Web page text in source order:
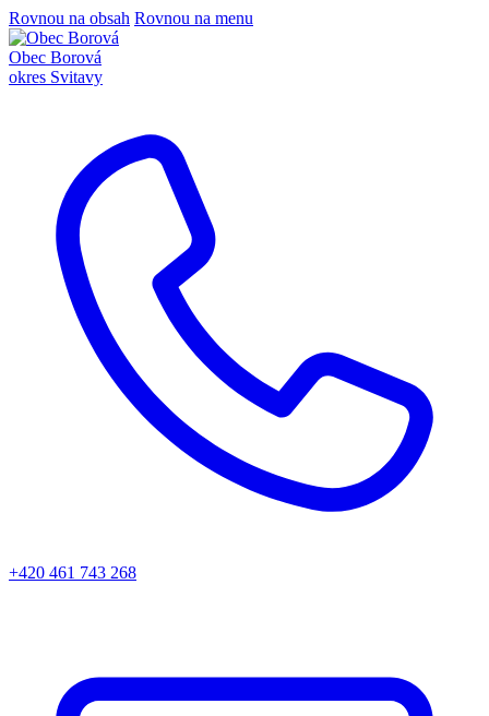
Rovnou na obsah Rovnou na menu
Obec Borová
okres Svitavy
+420 461 743 268